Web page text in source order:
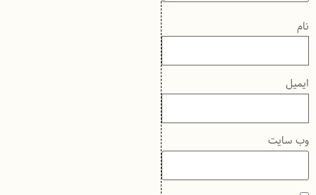
نام
ایمیل
وب‌ سایت